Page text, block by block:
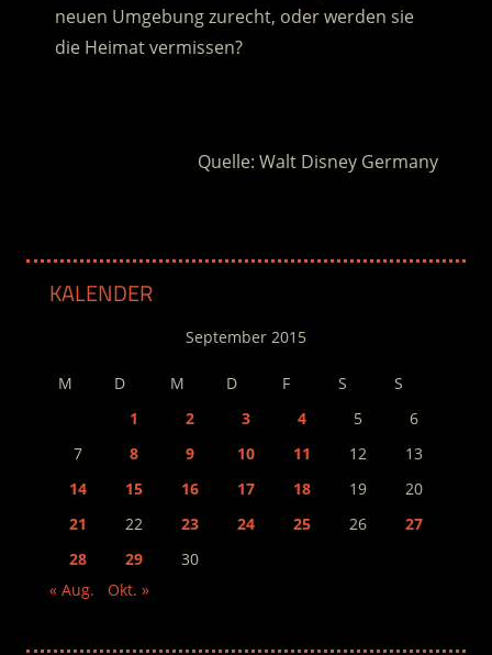
neuen Umgebung zurecht, oder werden sie
die Heimat vermissen?
Quelle: Walt Disney Germany
KALENDER
September 2015
M D M D F S
S
1
2 3 4 5
6
7
8 9 10 11 12
13
14
15 16 17 18 19
20
21
22 23 24 25 26
27
28
29
30
« Aug.
Okt. »